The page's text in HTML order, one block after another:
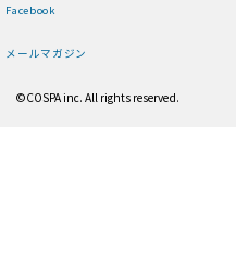
Facebook
メールマガジン
©COSPA inc. All rights reserved.